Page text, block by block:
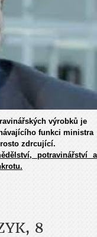
výrobků je
funkci ministra
zdrcující.
potravinářství a
8